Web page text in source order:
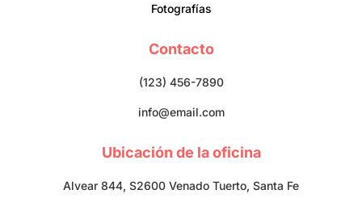
Fotografías
Contacto
(123) 456-7890
info@email.com
Ubicación de la oficina
Alvear 844, S2600 Venado Tuerto, Santa Fe